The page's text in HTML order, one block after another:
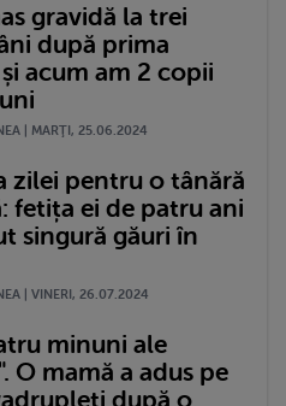
gravidă la trei
după prima
acum am 2 copii
| MARŢI, 25.06.2024
zilei pentru o tânără
fetița ei de patru ani
singură găuri în
| VINERI, 26.07.2024
minuni ale
O mamă a adus pe
după o